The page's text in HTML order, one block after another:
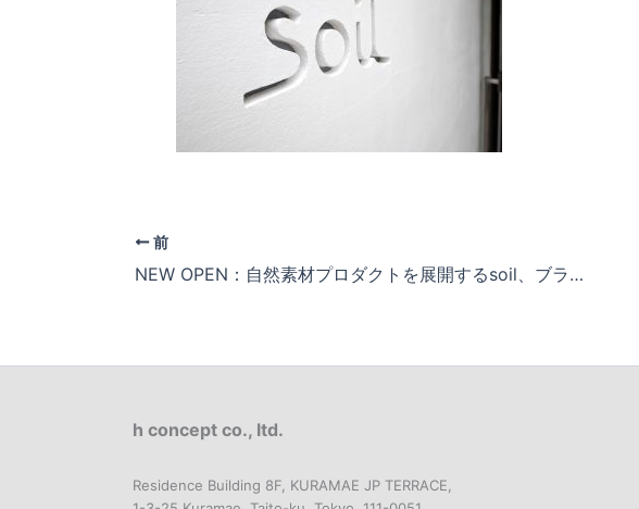
前
NEW OPEN：自然素材プロダクトを展開するsoil、ブランド初の直営店舗を金沢にオープン
h concept co., ltd.
Residence Building 8F, KURAMAE JP TERRACE,